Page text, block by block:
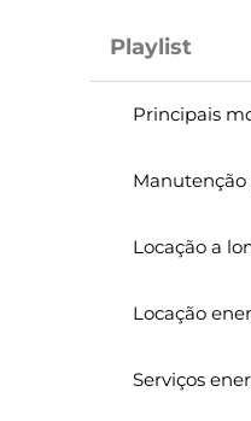
Playlist
Principais
Locação a
Locação
Serviços